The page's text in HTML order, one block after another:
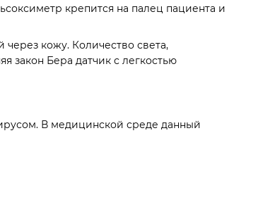
крепится на палец пациента и
кожу. Количество света,
закон Бера датчик с легкостью
В медицинской среде данный